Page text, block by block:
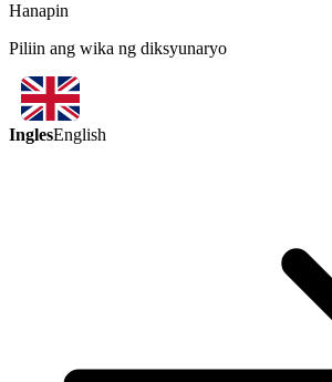
Hanapin
Piliin ang wika ng diksyunaryo
InglesEnglish